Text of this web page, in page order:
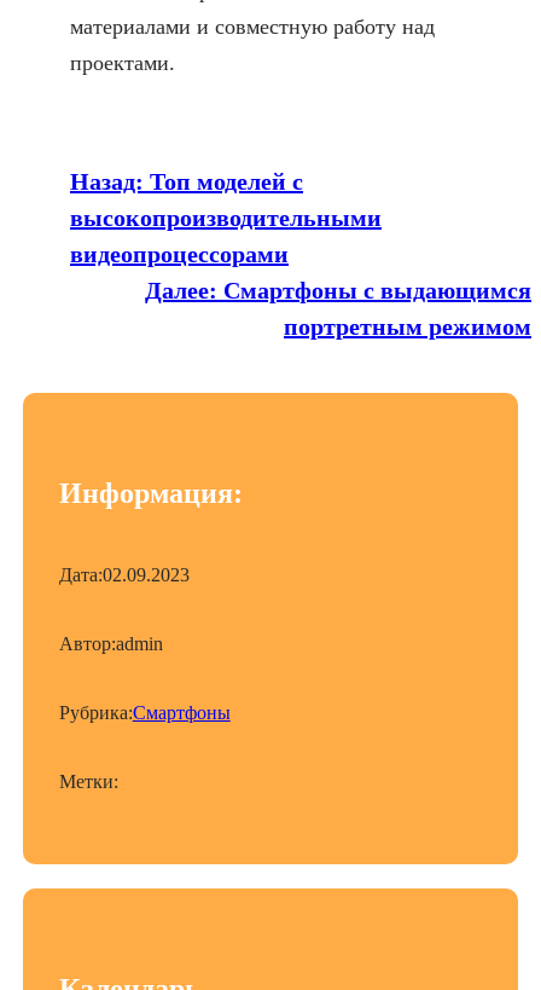
материалами и совместную работу над
проектами.
Назад: Топ моделей с
высокопроизводительными
видеопроцессорами
Далее: Смартфоны с выдающимся
портретным режимом
Информация:
Дата:02.09.2023
Автор:admin
Рубрика:Смартфоны
Метки: